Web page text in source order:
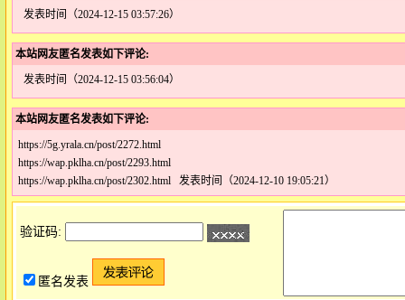
发表时间（2024-12-15 03:57:26）
本站网友匿名发表如下评论:
发表时间（2024-12-15 03:56:04）
本站网友匿名发表如下评论:
https://5g.yrala.cn/post/2272.html
https://wap.pklha.cn/post/2293.html
https://wap.pklha.cn/post/2302.html 发表时间（2024-12-10 19:05:21）
验证码:
匿名发表